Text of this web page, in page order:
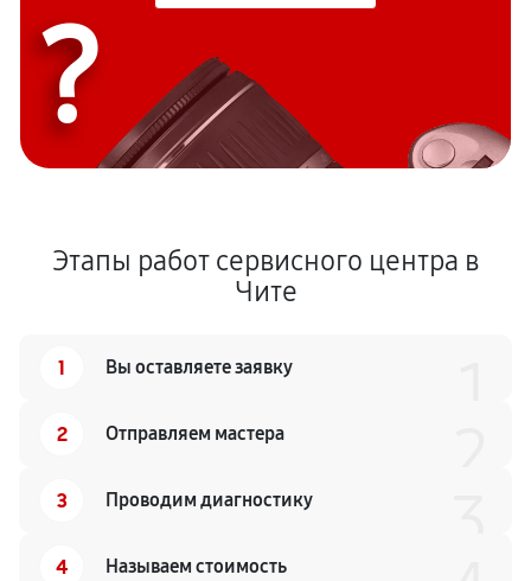
?
Этапы работ сервисного центра в
Чите
1 Вы оставляете заявку
2 Отправляем мастера
3 Проводим диагностику
4 Называем стоимость